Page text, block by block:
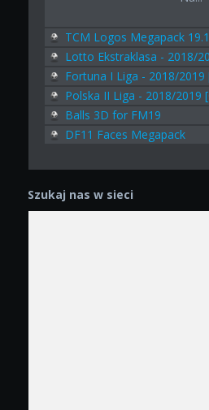
TCM Logos Megapack 19.1
Lotto Ekstraklasa - 2018/
Fortuna I Liga - 2018/2019
Polska II Liga - 2018/2019
Balls 3D for FM19
DF11 Faces Megapack
Szukaj nas w sieci